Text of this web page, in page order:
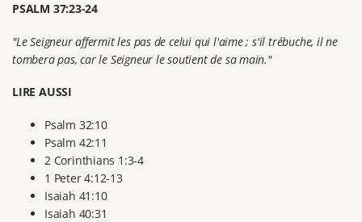
PSALM 37:23-24
"Le Seigneur affermit les pas de celui qui l'aime ; s'il trébuche, il ne
tombera pas, car le Seigneur le soutient de sa main."
LIRE AUSSI
Psalm 32:10
Psalm 42:11
2 Corinthians 1:3-4
1 Peter 4:12-13
Isaiah 41:10
Isaiah 40:31